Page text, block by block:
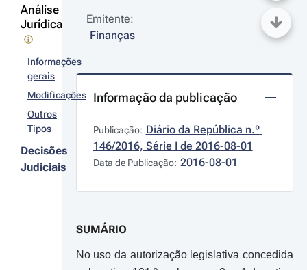
Análise
Jurídica
Informações
gerais
Modificações
Outros
Tipos
Decisões
Judiciais
Emitente:
Finanças
Informação da publicação
Publicação: Diário da República n.º
146/2016, Série I de 2016-08-01
Data de Publicação: 2016-08-01
SUMÁRIO
No uso da autorização legislativa concedida